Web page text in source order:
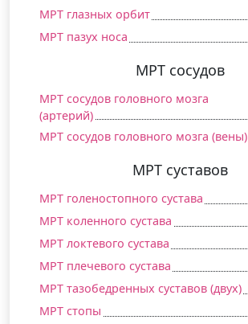
МРТ глазных орбит
МРТ пазух носа
МРТ сосудов
МРТ сосудов головного мозга
(артерий)
МРТ сосудов головного мозга (вены)
МРТ суставов
МРТ голеностопного сустава
МРТ коленного сустава
МРТ локтевого сустава
МРТ плечевого сустава
МРТ тазобедренных суставов (двух)
МРТ стопы